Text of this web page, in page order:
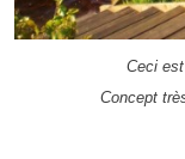
Ceci
Concept